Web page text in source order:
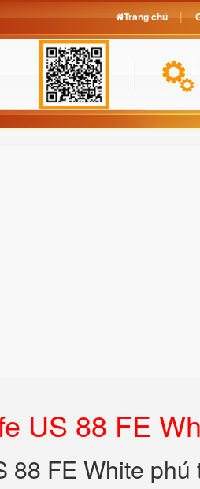
US 88 FE
88 FE White phú
Trang chủ